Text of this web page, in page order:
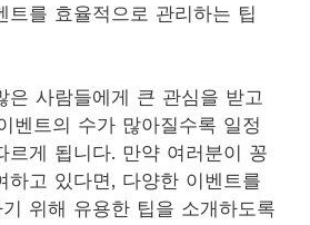
트를 효율적으로 관리하는 팁
은 사람들에게 큰 관심을 받고
벤트의 수가 많아질수록 일정
르게 됩니다. 만약 여러분이 꽁
하고 있다면, 다양한 이벤트를
위해 유용한 팁을 소개하도록